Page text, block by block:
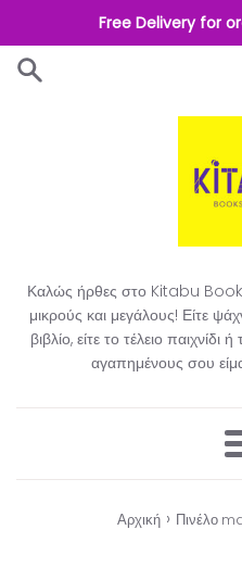
στο
περιεχόμενο
Free Delivery for
Καλώς ήρθες στο Kitabu
μικρούς και μεγάλους! Είτε
βιβλίο, είτε το τέλειο
αγαπημένους σου
Αρχική › Πινέλο